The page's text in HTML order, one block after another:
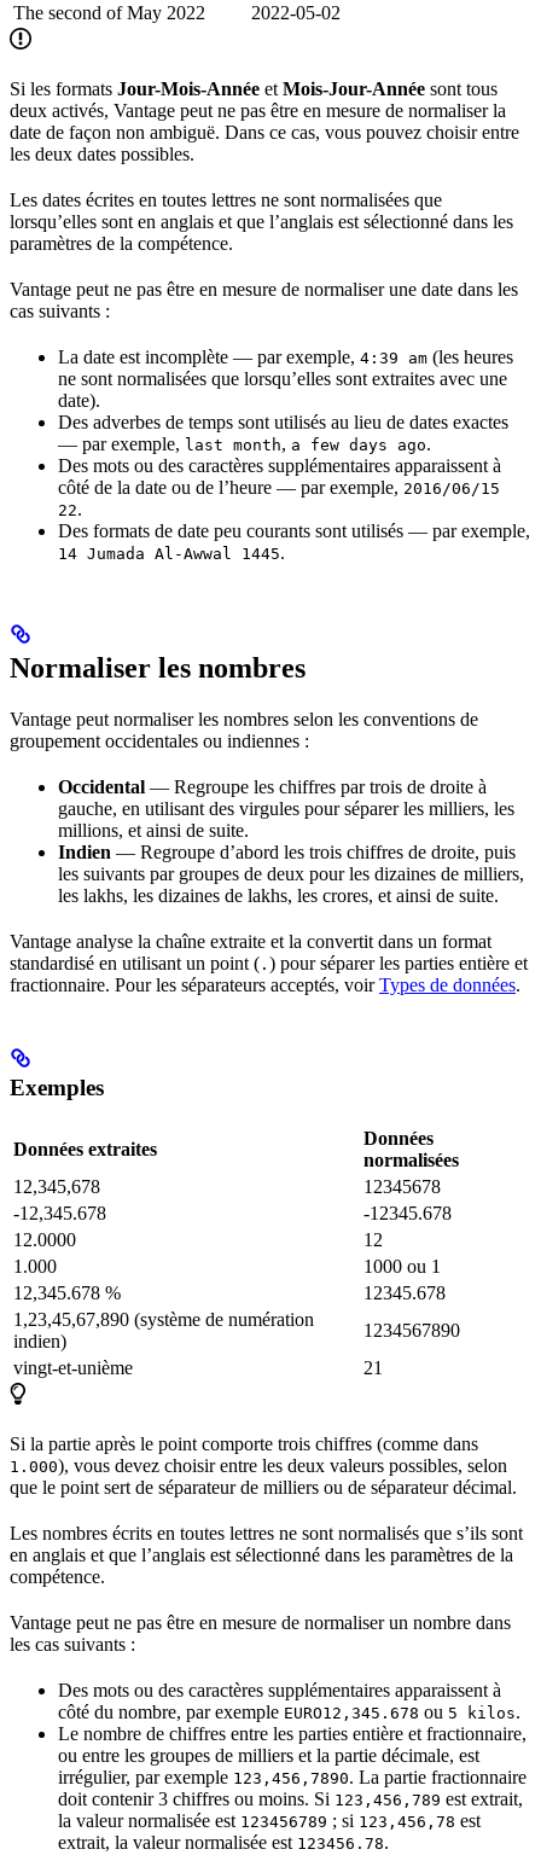
The second of May 2022
2022-05-02
Si les formats Jour-Mois-Année et Mois-Jour-Année sont tous
deux activés, Vantage peut ne pas être en mesure de normaliser la
date de façon non ambiguë. Dans ce cas, vous pouvez choisir entre
les deux dates possibles.
Les dates écrites en toutes lettres ne sont normalisées que
lorsqu’elles sont en anglais et que l’anglais est sélectionné dans les
paramètres de la compétence.
Vantage peut ne pas être en mesure de normaliser une date dans les
cas suivants :
La date est incomplète — par exemple, 4:39 am (les heures
ne sont normalisées que lorsqu’elles sont extraites avec une
date).
Des adverbes de temps sont utilisés au lieu de dates exactes
— par exemple, last month, a few days ago.
Des mots ou des caractères supplémentaires apparaissent à
côté de la date ou de l’heure — par exemple, 2016/06/15
22.
Des formats de date peu courants sont utilisés — par exemple,
14 Jumada Al-Awwal 1445.
Normaliser les nombres
Vantage peut normaliser les nombres selon les conventions de
groupement occidentales ou indiennes :
Occidental — Regroupe les chiffres par trois de droite à
gauche, en utilisant des virgules pour séparer les milliers, les
millions, et ainsi de suite.
Indien — Regroupe d’abord les trois chiffres de droite, puis
les suivants par groupes de deux pour les dizaines de milliers,
les lakhs, les dizaines de lakhs, les crores, et ainsi de suite.
Vantage analyse la chaîne extraite et la convertit dans un format
standardisé en utilisant un point ( . ) pour séparer les parties entière et
fractionnaire. Pour les séparateurs acceptés, voirTypes de données.
Exemples
Données extraites
Données
normalisées
12,345,678
12345678
-12,345.678
-12345.678
12.0000
12
1.000
1000 ou 1
12,345.678 %
12345.678
1,23,45,67,890 (système de numération
indien)
1234567890
vingt-et-unième
21
Si la partie après le point comporte trois chiffres (comme dans
1.000), vous devez choisir entre les deux valeurs possibles, selon
que le point sert de séparateur de milliers ou de séparateur décimal.
Les nombres écrits en toutes lettres ne sont normalisés que s’ils sont
en anglais et que l’anglais est sélectionné dans les paramètres de la
compétence.
Vantage peut ne pas être en mesure de normaliser un nombre dans
les cas suivants :
Des mots ou des caractères supplémentaires apparaissent à
côté du nombre, par exemple EURO12,345.678 ou 5 kilos.
Le nombre de chiffres entre les parties entière et fractionnaire,
ou entre les groupes de milliers et la partie décimale, est
irrégulier, par exemple 123,456,7890. La partie fractionnaire
doit contenir 3 chiffres ou moins. Si 123,456,789 est extrait,
la valeur normalisée est 123456789 ; si 123,456,78 est
extrait, la valeur normalisée est 123456.78.